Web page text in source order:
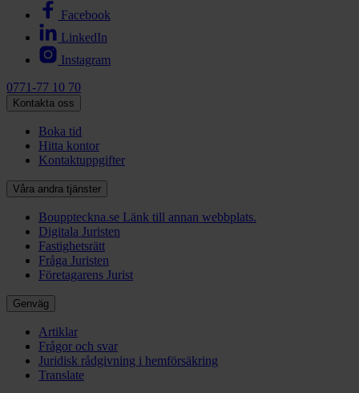
Facebook
LinkedIn
Instagram
0771-77 10 70
Kontakta oss
Boka tid
Hitta kontor
Kontaktuppgifter
Våra andra tjänster
Bouppteckna.se Länk till annan webbplats.
Digitala Juristen
Fastighetsrätt
Fråga Juristen
Företagarens Jurist
Genväg
Artiklar
Frågor och svar
Juridisk rådgivning i hemförsäkring
Translate